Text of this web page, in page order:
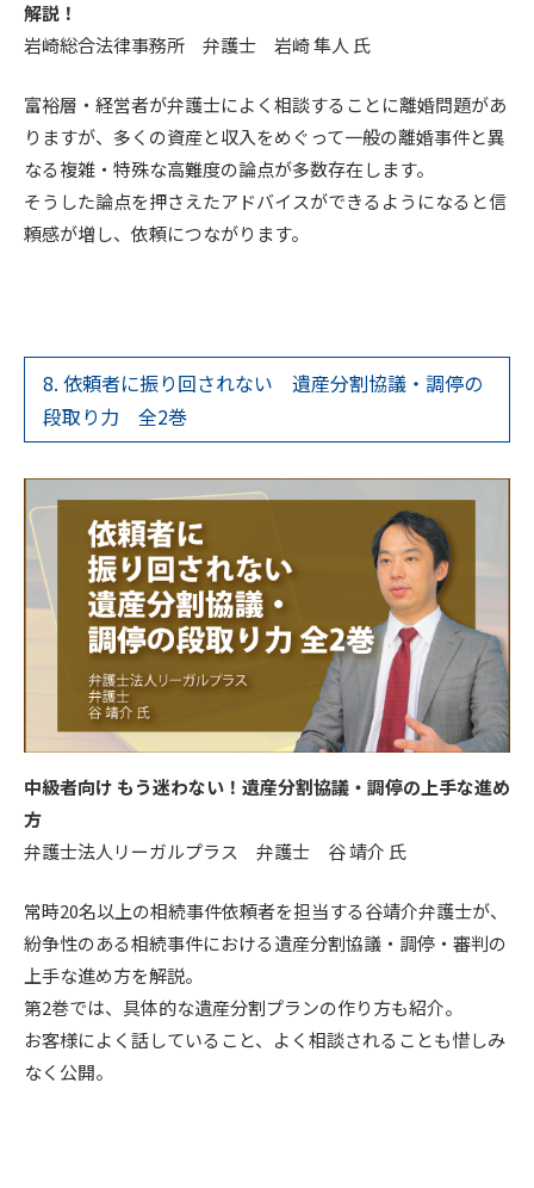
解説！
岩崎総合法律事務所 弁護士 岩崎 隼人 氏
富裕層・経営者が弁護士によく相談することに離婚問題があ
りますが、多くの資産と収入をめぐって一般の離婚事件と異
なる複雑・特殊な高難度の論点が多数存在します。
そうした論点を押さえたアドバイスができるようになると信
頼感が増し、依頼につながります。
8. 依頼者に振り回されない 遺産分割協議・調停の
段取り力 全2巻
中級者向け もう迷わない！遺産分割協議・調停の上手な進め
方
弁護士法人リーガルプラス 弁護士 谷 靖介 氏
常時20名以上の相続事件依頼者を担当する谷靖介弁護士が、
紛争性のある相続事件における遺産分割協議・調停・審判の
上手な進め方を解説。
第2巻では、具体的な遺産分割プランの作り方も紹介。
お客様によく話していること、よく相談されることも惜しみ
なく公開。